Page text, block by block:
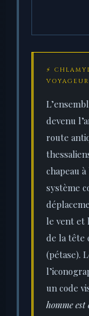
⚡
devenu
route
chapeau
système
le vent et
de la tête
(pétase).
un code
homme est